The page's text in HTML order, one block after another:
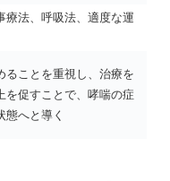
療法、呼吸法、適度な運
ることを重視し、治療を
を促すことで、哮喘の症
へと導く